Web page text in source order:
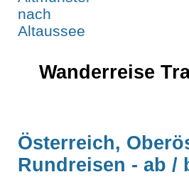
Wanderreise
Österreich,
Rundreisen - ab /